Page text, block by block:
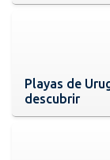
Playas de
descubrir